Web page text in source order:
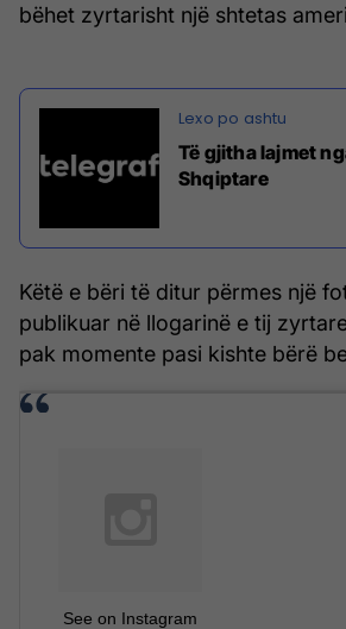
bëhet zyrtarisht një shtetas
Të gjitha lajmet
Shqiptare
Këtë e bëri të ditur përmes një
publikuar në llogarinë e tij
pak momente pasi kishte bërë
See on Instagram